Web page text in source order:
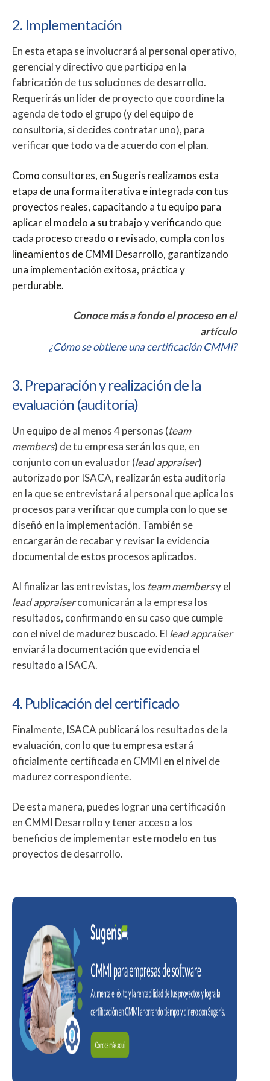
2. Implementación
En esta etapa se involucrará al personal operativo,
gerencial y directivo que participa en la
fabricación de tus soluciones de desarrollo.
Requerirás un líder de proyecto que coordine la
agenda de todo el grupo (y del equipo de
consultoría, si decides contratar uno), para
verificar que todo va de acuerdo con el plan.
Como consultores, en Sugeris realizamos esta
etapa de una forma iterativa e integrada con tus
proyectos reales, capacitando a tu equipo para
aplicar el modelo a su trabajo y verificando que
cada proceso creado o revisado, cumpla con los
lineamientos de CMMI Desarrollo, garantizando
una implementación exitosa, práctica y
perdurable.
Conoce más a fondo el proceso en el
artículo
¿Cómo se obtiene una certificación CMMI?
3. Preparación y realización de la
evaluación (auditoría)
Un equipo de al menos 4 personas (team
members) de tu empresa serán los que, en
conjunto con un evaluador (lead appraiser)
autorizado por ISACA, realizarán esta auditoría
en la que se entrevistará al personal que aplica los
procesos para verificar que cumpla con lo que se
diseñó en la implementación. También se
encargarán de recabar y revisar la evidencia
documental de estos procesos aplicados.
Al finalizar las entrevistas, los team membersy el
lead appraisercomunicarán a la empresa los
resultados, confirmando en su caso que cumple
con el nivel de madurez buscado. El lead appraiser
enviará la documentación que evidencia el
resultado a ISACA.
4. Publicación del certificado
Finalmente, ISACA publicará los resultados de la
evaluación, con lo que tu empresa estará
oficialmente certificada en CMMI en el nivel de
madurez correspondiente.
De esta manera, puedes lograr una certificación
en CMMI Desarrollo y tener acceso a los
beneficios de implementar este modelo en tus
proyectos de desarrollo.